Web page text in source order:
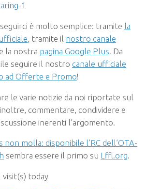
è molto semplice: tramite la
, tramite il nostro canale
e la nostra pagina Google Plus. Da
seguire il nostro canale ufficiale
ad Offerte e Promo!
le varie notizie da noi riportate sul
inoltre, commentare, condividere e
inerenti l’argomento.
non molla: disponibile l’RC dell’OTA-
sembra essere il primo su Lffl.org.
visit(s) today